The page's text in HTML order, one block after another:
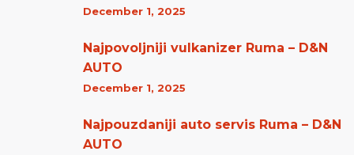
December 1, 2025
Najpovoljniji vulkanizer Ruma – D&N
AUTO
December 1, 2025
Najpouzdaniji auto servis Ruma – D&N
AUTO